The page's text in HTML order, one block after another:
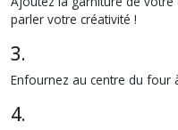
parler votre créativité !
3.
Enfournez au centre du four
4.